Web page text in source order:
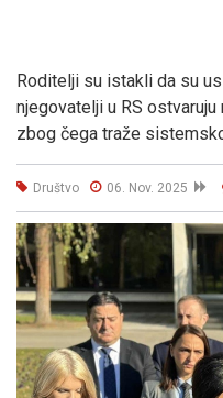
Roditelji su istakli da su
njegovatelji u RS
zbog čega traže
Društvo 06. Nov. 2025